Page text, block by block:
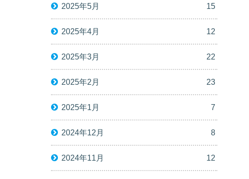
2025年5月 15
2025年4月 12
2025年3月 22
2025年2月 23
2025年1月 7
2024年12月 8
2024年11月 12